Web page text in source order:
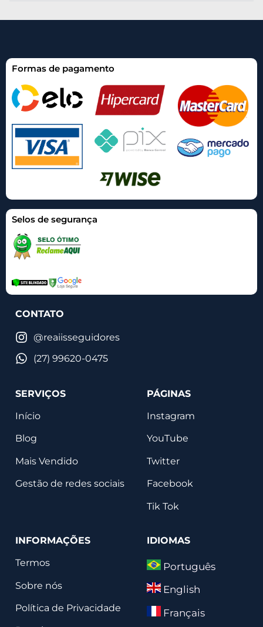
Formas de pagamento
Selos de segurança
CONTATO
@reaiisseguidores
(27) 99620-0475
SERVIÇOS
Início
Blog
Mais Vendido
Gestão de redes sociais
PÁGINAS
Instagram
YouTube
Twitter
Facebook
Tik Tok
INFORMAÇÕES
Termos
Sobre nós
Política de Privacidade
IDIOMAS
Português
English
Français